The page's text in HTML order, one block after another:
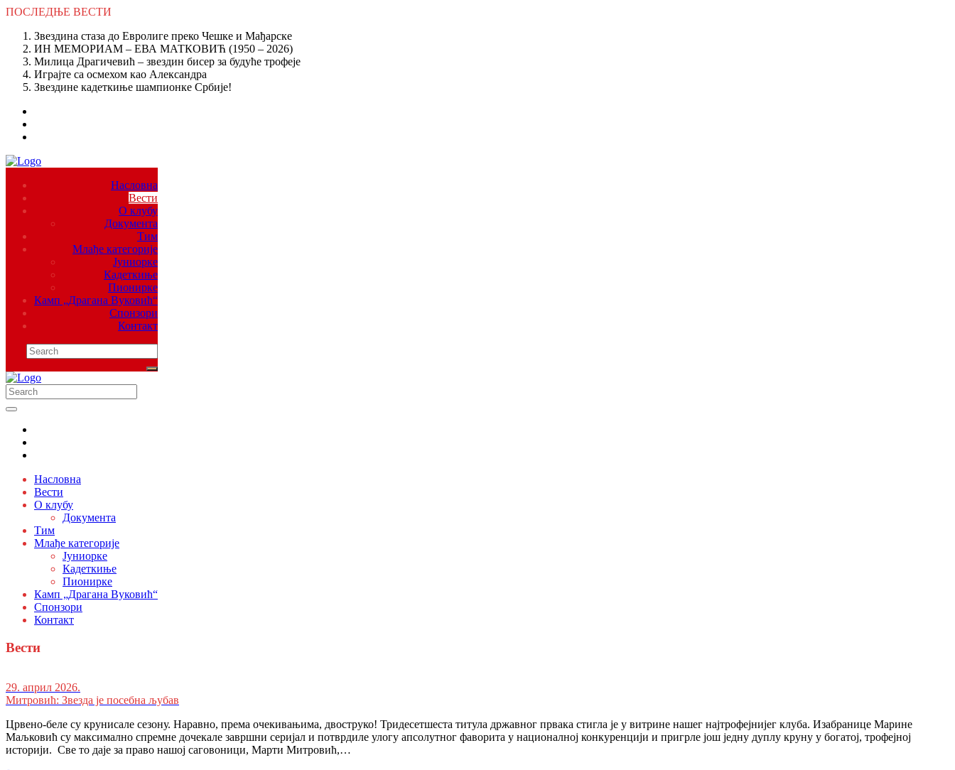
ПОСЛЕДЊЕ ВЕСТИ
Звездина стаза до Евролиге преко Чешке и Мађарске
ИН МЕМОРИАМ – ЕВА МАТКОВИЋ (1950 – 2026)
Милица Драгичевић – звездин бисер за будуће трофеје
Играјте са осмехом као Александра
Звездине кадеткиње шампионке Србије!
Насловна
Вести
О клубу
Документа
Тим
Млађе категорије
Јуниорке
Кадеткиње
Пионирке
Камп „Драгана Вуковић“
Спонзори
Контакт
Насловна
Вести
О клубу
Документа
Тим
Млађе категорије
Јуниорке
Кадеткиње
Пионирке
Камп „Драгана Вуковић“
Спонзори
Контакт
Вести
29. април 2026.
Митровић: Звезда је посебна љубав
Црвено-беле су крунисале сезону. Наравно, према очекивањима, двоструко! Тридесетшеста титула државног првака стигла је у витрине нашег најтрофејнијег клуба. Изабранице Марине
Маљковић су максимално спремне дочекале завршни серијал и потврдиле улогу апсолутног фаворита у националној конкуренцији и пригрле још једну дуплу круну у богатој, трофејној
историји. Све то даје за право нашој саговоници, Марти Митровић,…